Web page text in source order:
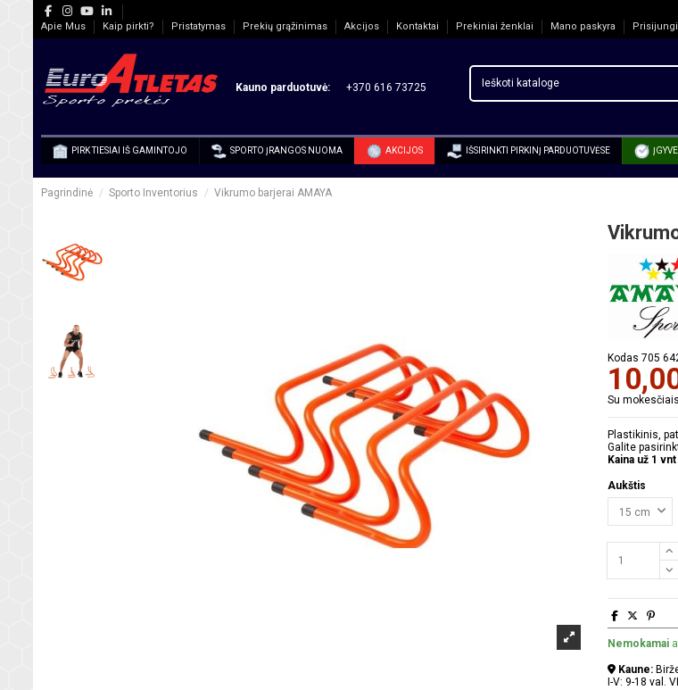
Apie Mus Kaip pirkti? Pristatymas Prekių grąžinimas Akcijos Kontaktai Prekiniai ženklai Mano paskyra
Kauno parduotuvė: +370 616 73725
PIRK TIESIAI IŠ GAMINTOJO SPORTO ĮRANGOS NUOMA AKCIJOS IŠSIRINKTI PIRKINĮ PARDUOTUVĖSE
Pagrindinė Sporto Inventorius Vikrumo barjerai AMAYA
Kodas 705
Su mokesčiais
Plastikinis,
Galite
Kaina už 1 vnt
Aukštis
Nemokamai
Kaune:
I-V: 9-18 val.